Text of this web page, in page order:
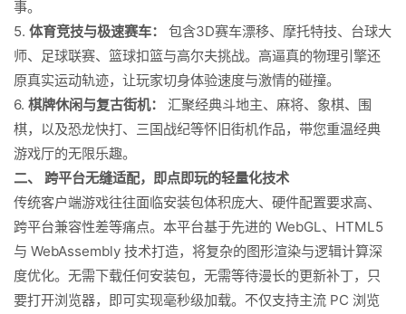
事。
5. 体育竞技与极速赛车：
包含3D赛车漂移、摩托特技、台球大
师、足球联赛、篮球扣篮与高尔夫挑战。高逼真的物理引擎还
原真实运动轨迹，让玩家切身体验速度与激情的碰撞。
6. 棋牌休闲与复古街机：
汇聚经典斗地主、麻将、象棋、围
棋，以及恐龙快打、三国战纪等怀旧街机作品，带您重温经典
游戏厅的无限乐趣。
二、 跨平台无缝适配，即点即玩的轻量化技术
传统客户端游戏往往面临安装包体积庞大、硬件配置要求高、
跨平台兼容性差等痛点。本平台基于先进的 WebGL、HTML5
与 WebAssembly 技术打造，将复杂的图形渲染与逻辑计算深
度优化。无需下载任何安装包，无需等待漫长的更新补丁，只
要打开浏览器，即可实现毫秒级加载。不仅支持主流 PC 浏览